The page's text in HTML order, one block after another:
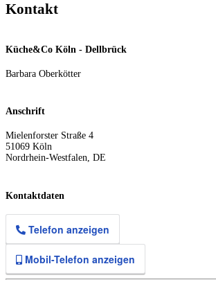
Kontakt
Küche&Co Köln - Dellbrück
Barbara Oberkötter
Anschrift
Mielenforster Straße 4
51069 Köln
Nordrhein-Westfalen DE
Kontaktdaten
Telefon anzeigen
Mobil-Telefon anzeigen